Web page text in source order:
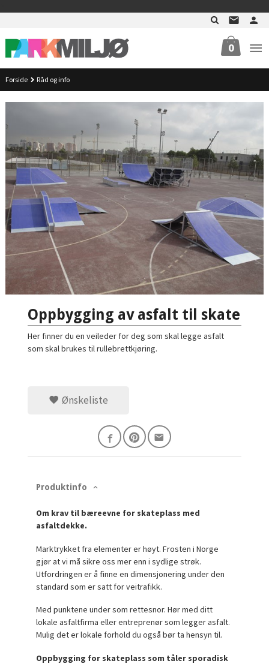
0
Forside Råd og info
Oppbygging av asfalt til skate
Her finner du en veileder for deg som skal legge asfalt
som skal brukes til rullebrettkjøring.
Ønskeliste
Produktinfo
Om krav til bæreevne for skateplass med
asfaltdekke.
Marktrykket fra elementer er høyt. Frosten i Norge
gjør at vi må sikre oss mer enn i sydlige strøk.
Utfordringen er å finne en dimensjonering under den
standard som er satt for veitrafikk.
Med punktene under som rettesnor. Hør med ditt
lokale asfaltfirma eller entreprenør som legger asfalt.
Mulig det er lokale forhold du også bør ta hensyn til.
Oppbygging for skateplass som tåler sporadisk